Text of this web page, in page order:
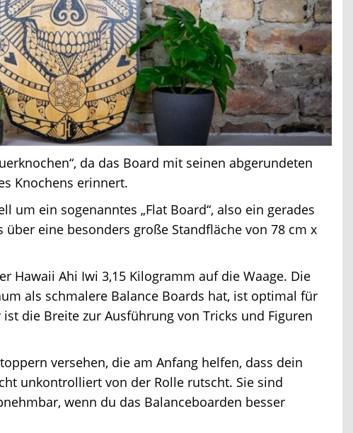
da das Board mit seinen abgerundeten
Knochens erinnert.
um ein sogenanntes „Flat Board“, also ein gerades
eine besonders große Standfläche von 78 cm x
Hawaii Ahi Iwi 3,15 Kilogramm auf die Waage. Die
als schmalere Balance Boards hat, ist optimal für
die Breite zur Ausführung von Tricks und Figuren
versehen, die am Anfang helfen, dass dein
unkontrolliert von der Rolle rutscht. Sie sind
wenn du das Balanceboarden besser